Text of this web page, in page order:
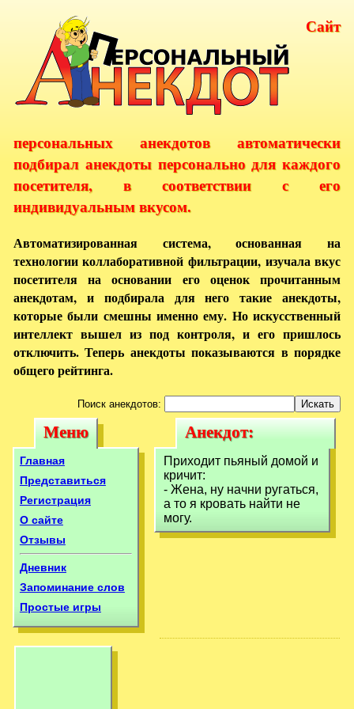
Сайт
персональных анекдотов автоматически
подбирал анекдоты персонально для каждого
посетителя, в соответствии с его
индивидуальным вкусом.
Автоматизированная система, основанная на
технологии коллаборативной фильтрации, изучала вкус
посетителя на основании его оценок прочитанным
анекдотам, и подбирала для него такие анекдоты,
которые были смешны именно ему. Но искусственный
интеллект вышел из под контроля, и его пришлось
отключить. Теперь анекдоты показываются в порядке
общего рейтинга.
Поиск анекдотов:
Меню
Меню
Главная
Представиться
Регистрация
О сайте
Отзывы
Дневник
Запоминание слов
Простые игры
Анекдот:
Приходит пьяный
домой и кричит:-
Жена,
Анекдот:
Приходит пьяный
домой и кричит:-
Жена,
Приходит пьяный домой и
кричит:
- Жена, ну начни ругаться,
а то я кровать найти не
могу.